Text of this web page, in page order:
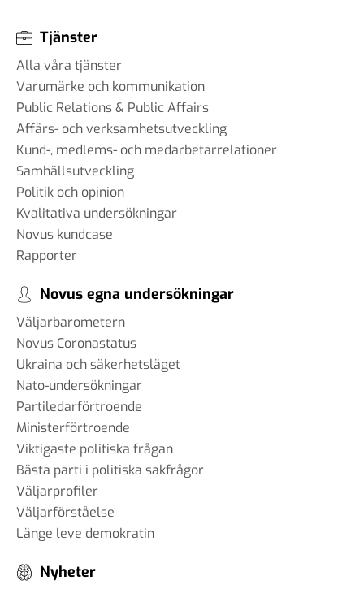
Tjänster
Alla våra tjänster
Varumärke och kommunikation
Public Relations & Public Affairs
Affärs- och verksamhetsutveckling
Kund-, medlems- och medarbetarrelationer
Samhällsutveckling
Politik och opinion
Kvalitativa undersökningar
Novus kundcase
Rapporter
Novus egna undersökningar
Väljarbarometern
Novus Coronastatus
Ukraina och säkerhetsläget
Nato-undersökningar
Partiledarförtroende
Ministerförtroende
Viktigaste politiska frågan
Bästa parti i politiska sakfrågor
Väljarprofiler
Väljarförståelse
Länge leve demokratin
Nyheter